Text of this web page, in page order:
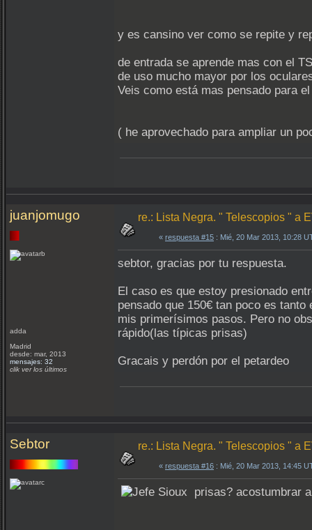
y es cansino ver como se repite y
de entrada se aprende mas con el
de uso mucho mayor por los
Veis como está mas pensado para
( he aprovechado para ampliar un
juanjomugo
adda
Madrid
desde: mar, 2013
mensajes: 32
clik ver los últimos
re.: Lista Negra. " Telescopios " a
« respuesta #15 : Mié, 20 Mar 2013, 10:28
sebtor, gracias por tu respuesta.
El caso es que estoy presionado
pensado que 150€ tan poco es
mis primerísimos pasos. Pero no
rápido(las típicas prisas)
Gracais y perdón por el petardeo
Sebtor re.: Lista Negra. " Telescopios " a
« respuesta #16 : Mié, 20 Mar 2013, 14:45
prisas? acostumbrar